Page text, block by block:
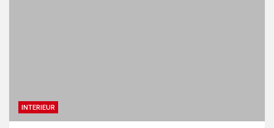
INTERIEUR